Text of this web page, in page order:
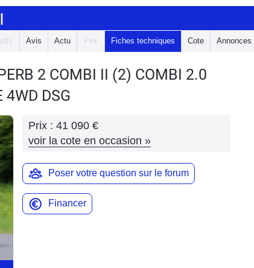
Avis Actu Prix Fiches techniques Cote Annonces
2 COMBI II (2) COMBI 2.0
4WD DSG
Prix : 41 090 €
voir la cote en occasion »
Poser votre question sur le forum
Financer